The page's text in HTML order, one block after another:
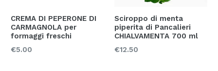
CREMA DI PEPERONE DI
CARMAGNOLA per
formaggi freschi
Prezzo
€5.00
Sciroppo di menta
piperita di Pancalieri
CHIALVAMENTA 700 ml
Prezzo
€12.50